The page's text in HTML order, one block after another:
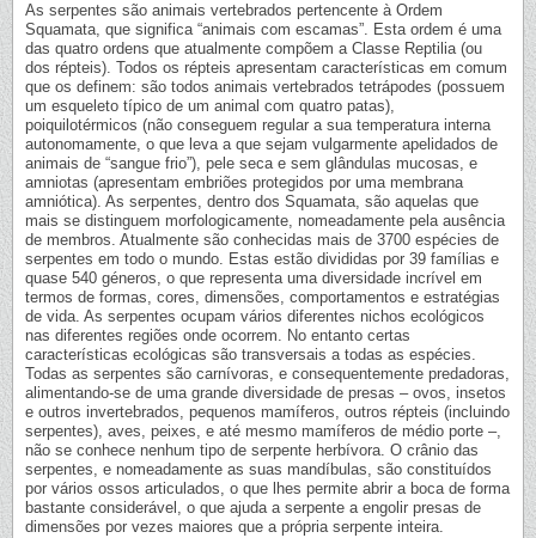
As serpentes são animais vertebrados pertencente à Ordem
Squamata, que significa “animais com escamas”. Esta ordem é uma
das quatro ordens que atualmente compõem a Classe Reptilia (ou
dos répteis). Todos os répteis apresentam características em comum
que os definem: são todos animais vertebrados tetrápodes (possuem
um esqueleto típico de um animal com quatro patas),
poiquilotérmicos (não conseguem regular a sua temperatura interna
autonomamente, o que leva a que sejam vulgarmente apelidados de
animais de “sangue frio”), pele seca e sem glândulas mucosas, e
amniotas (apresentam embriões protegidos por uma membrana
amniótica). As serpentes, dentro dos Squamata, são aquelas que
mais se distinguem morfologicamente, nomeadamente pela ausência
de membros. Atualmente são conhecidas mais de 3700 espécies de
serpentes em todo o mundo. Estas estão divididas por 39 famílias e
quase 540 géneros, o que representa uma diversidade incrível em
termos de formas, cores, dimensões, comportamentos e estratégias
de vida. As serpentes ocupam vários diferentes nichos ecológicos
nas diferentes regiões onde ocorrem. No entanto certas
características ecológicas são transversais a todas as espécies.
Todas as serpentes são carnívoras, e consequentemente predadoras,
alimentando-se de uma grande diversidade de presas – ovos, insetos
e outros invertebrados, pequenos mamíferos, outros répteis (incluindo
serpentes), aves, peixes, e até mesmo mamíferos de médio porte –,
não se conhece nenhum tipo de serpente herbívora. O crânio das
serpentes, e nomeadamente as suas mandíbulas, são constituídos
por vários ossos articulados, o que lhes permite abrir a boca de forma
bastante considerável, o que ajuda a serpente a engolir presas de
dimensões por vezes maiores que a própria serpente inteira.